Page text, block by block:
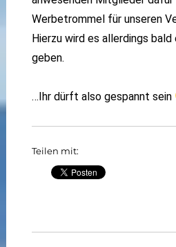
Werbetrommel für unseren
Hierzu wird es allerdings
geben.
…Ihr dürft also gespannt sein
Teilen mit: